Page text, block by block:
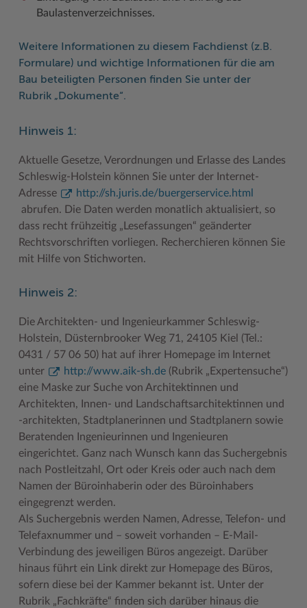
Baulastenverzeichnisses.
Weitere Informationen zu diesem Fachdienst (z.B.
Formulare) und wichtige Informationen für die am
Bau beteiligten Personen finden Sie unter der
Rubrik „Dokumente“.
Hinweis 1:
Aktuelle Gesetze, Verordnungen und Erlasse des Landes
Schleswig-Holstein können Sie unter der Internet-
Adresse
http://sh.juris.de/buergerservice.html
abrufen. Die Daten werden monatlich aktualisiert, so
dass recht frühzeitig „Lesefassungen“ geänderter
Rechtsvorschriften vorliegen. Recherchieren können Sie
mit Hilfe von Stichworten.
Hinweis 2:
Die Architekten- und Ingenieurkammer Schleswig-
Holstein, Düsternbrooker Weg 71, 24105 Kiel (Tel.:
0431 / 57 06 50) hat auf ihrer Homepage im Internet
unter
http://www.aik-sh.de(Rubrik „Expertensuche“)
eine Maske zur Suche von Architektinnen und
Architekten, Innen- und Landschaftsarchitektinnen und
-architekten, Stadtplanerinnen und Stadtplanern sowie
Beratenden Ingenieurinnen und Ingenieuren
eingerichtet. Ganz nach Wunsch kann das Suchergebnis
nach Postleitzahl, Ort oder Kreis oder auch nach dem
Namen der Büroinhaberin oder des Büroinhabers
eingegrenzt werden.
Als Suchergebnis werden Namen, Adresse, Telefon- und
Telefaxnummer und – soweit vorhanden – E-Mail-
Verbindung des jeweiligen Büros angezeigt. Darüber
hinaus führt ein Link direkt zur Homepage des Büros,
sofern diese bei der Kammer bekannt ist. Unter der
Rubrik „Fachkräfte“ finden sich darüber hinaus die